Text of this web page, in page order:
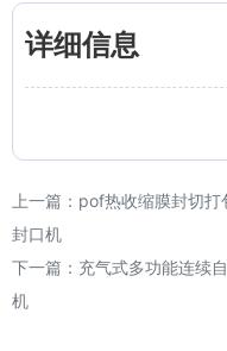
详细信息
上一篇： pof热收缩膜封切打
封口机
下一篇： 充气式多功能连续
机